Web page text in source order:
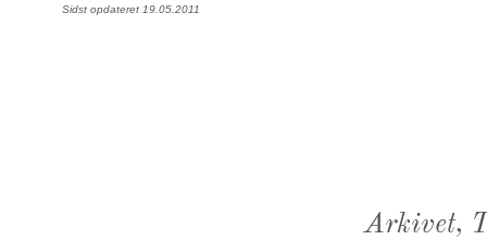
Sidst opdateret 19.05.2011
Arkivet,